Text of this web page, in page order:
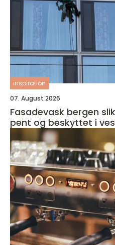
inspiration
07. August 2026
Fasadevask bergen slik holder bygget seg
pent og beskyttet i